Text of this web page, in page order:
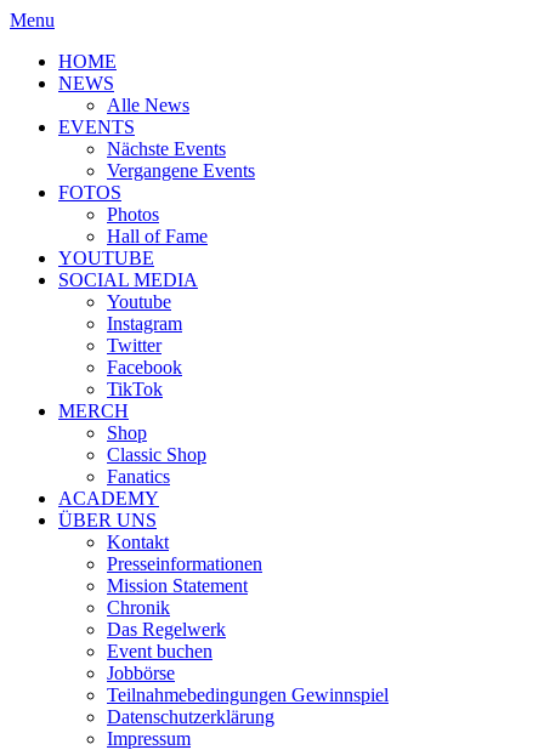
Menu
HOME
NEWS
Alle News
EVENTS
Nächste Events
Vergangene Events
FOTOS
Photos
Hall of Fame
YOUTUBE
SOCIAL MEDIA
Youtube
Instagram
Twitter
Facebook
TikTok
MERCH
Shop
Classic Shop
Fanatics
ACADEMY
ÜBER UNS
Kontakt
Presseinformationen
Mission Statement
Chronik
Das Regelwerk
Event buchen
Jobbörse
Teilnahmebedingungen Gewinnspiel
Datenschutzerklärung
Impressum